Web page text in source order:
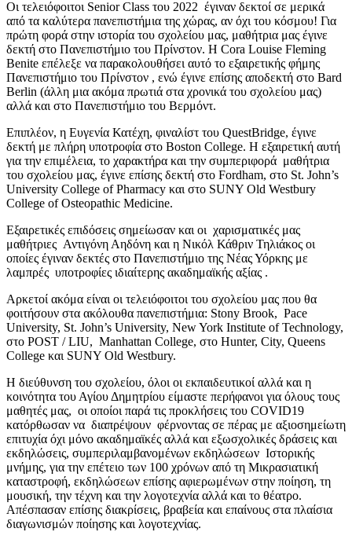
Οι τελειόφοιτοι Senior Class του 2022 έγιναν δεκτοί σε μερικά
από τα καλύτερα πανεπιστήμια της χώρας, αν όχι του κόσμου! Για
πρώτη φορά στην ιστορία του σχολείου μας, μαθήτρια μας έγινε
δεκτή στο Πανεπιστήμιο του Πρίνστον. Η Cora Louise Fleming
Benite επέλεξε να παρακολουθήσει αυτό το εξαιρετικής φήμης
Πανεπιστήμιο του Πρίνστον , ενώ έγινε επίσης αποδεκτή στο Bard
Berlin (άλλη μια ακόμα πρωτιά στα χρονικά του σχολείου μας)
αλλά και στο Πανεπιστήμιο του Βερμόντ.
Επιπλέον, η Ευγενία Κατέχη, φιναλίστ του QuestBridge, έγινε
δεκτή με πλήρη υποτροφία στο Boston College. Η εξαιρετική αυτή
για την επιμέλεια, το χαρακτήρα και την συμπεριφορά μαθήτρια
του σχολείου μας, έγινε επίσης δεκτή στο Fordham, στο St. John’s
University College of Pharmacy και στο SUNY Old Westbury
College of Osteopathic Medicine.
Εξαιρετικές επιδόσεις σημείωσαν και οι χαρισματικές μας
μαθήτριες Αντιγόνη Αηδόνη και η Νικόλ Κάθριν Τηλιάκος οι
οποίες έγιναν δεκτές στο Πανεπιστήμιο της Νέας Υόρκης με
λαμπρές υποτροφίες ιδιαίτερης ακαδημαϊκής αξίας .
Αρκετοί ακόμα είναι οι τελειόφοιτοι του σχολείου μας που θα
φοιτήσουν στα ακόλουθα πανεπιστήμια: Stony Brook, Pace
University, St. John’s University, New York Institute of Technology,
στο POST / LIU, Manhattan College, στο Hunter, City, Queens
College και SUNY Old Westbury.
Η διεύθυνση του σχολείου, όλοι οι εκπαιδευτικοί αλλά και η
κοινότητα του Αγίου Δημητρίου είμαστε περήφανοι για όλους τους
μαθητές μας, οι οποίοι παρά τις προκλήσεις του COVID19
κατόρθωσαν να διαπρέψουν φέρνοντας σε πέρας με αξιοσημείωτη
επιτυχία όχι μόνο ακαδημαϊκές αλλά και εξωσχολικές δράσεις και
εκδηλώσεις, συμπεριλαμβανομένων εκδηλώσεων Ιστορικής
μνήμης, για την επέτειο των 100 χρόνων από τη Μικρασιατική
καταστροφή, εκδηλώσεων επίσης αφιερωμένων στην ποίηση, τη
μουσική, την τέχνη και την λογοτεχνία αλλά και το θέατρο.
Απέσπασαν επίσης διακρίσεις, βραβεία και επαίνους στα πλαίσια
διαγωνισμών ποίησης και λογοτεχνίας.